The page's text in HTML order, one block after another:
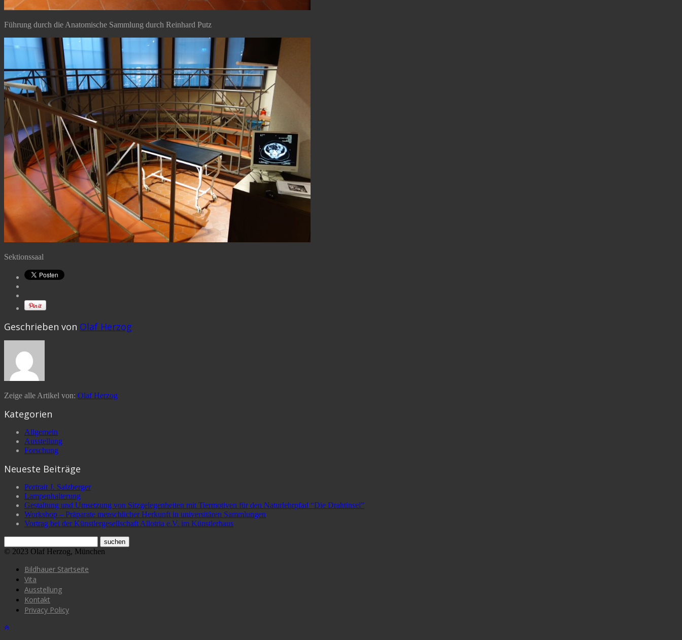
Führung durch die Anatomische Sammlung durch Reinhard Putz
Sektionssaal
Geschrieben von Olaf Herzog
Zeige alle Artikel von: Olaf Herzog
Kategorien
Allgemein
Ausstellung
Forschung
Neueste Beiträge
Portrait J. Salzberger
Lampenhalterung
Gestaltung und Umsetzung von Sitzgelegenheiten mit Tiermotiven für den Naturlehrpfad “Die Drahtinsel”
Workshop – Präparate menschlicher Herkunft in universitären Sammlungen
Vortrag bei der Künstlergesellschaft Allotria e.V. im Künstlerhaus
© 2023 Olaf Herzog, München
Bildhauer Startseite
Vita
Ausstellung
Kontakt
Privacy Policy